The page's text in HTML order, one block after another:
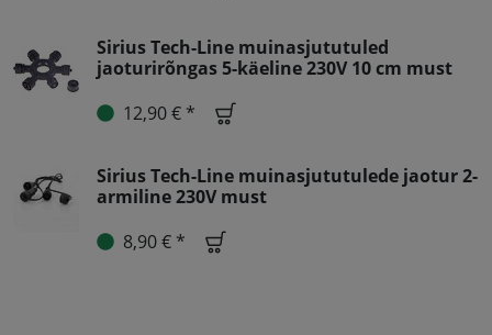
Sirius Tech-Line muinasjututuled
jaoturirõngas 5-käeline 230V 10 cm must
12,90 € *
Sirius Tech-Line muinasjututulede jaotur 2-
armiline 230V must
8,90 € *